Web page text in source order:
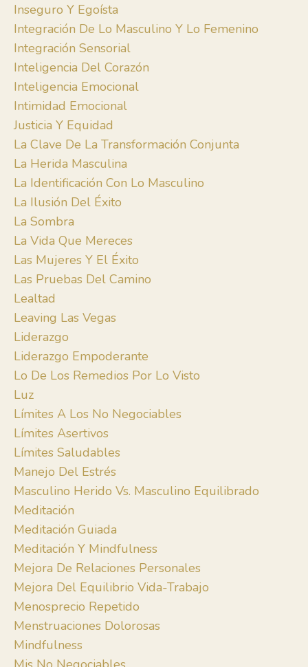
Inseguro Y Egoísta
Integración De Lo Masculino Y Lo Femenino
Integración Sensorial
Inteligencia Del Corazón
Inteligencia Emocional
Intimidad Emocional
Justicia Y Equidad
La Clave De La Transformación Conjunta
La Herida Masculina
La Identificación Con Lo Masculino
La Ilusión Del Éxito
La Sombra
La Vida Que Mereces
Las Mujeres Y El Éxito
Las Pruebas Del Camino
Lealtad
Leaving Las Vegas
Liderazgo
Liderazgo Empoderante
Lo De Los Remedios Por Lo Visto
Luz
Límites A Los No Negociables
Límites Asertivos
Límites Saludables
Manejo Del Estrés
Masculino Herido Vs. Masculino Equilibrado
Meditación
Meditación Guiada
Meditación Y Mindfulness
Mejora De Relaciones Personales
Mejora Del Equilibrio Vida-Trabajo
Menosprecio Repetido
Menstruaciones Dolorosas
Mindfulness